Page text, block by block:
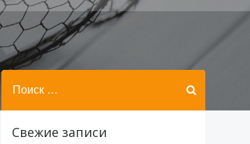
Найти:
Свежие записи